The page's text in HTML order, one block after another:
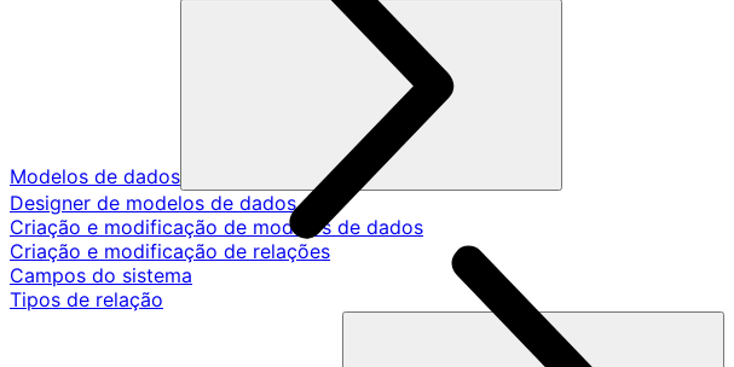
Modelos de dados
Designer de modelos de dados
Criação e modificação de modelos de dados
Criação e modificação de relações
Campos do sistema
Tipos de relação